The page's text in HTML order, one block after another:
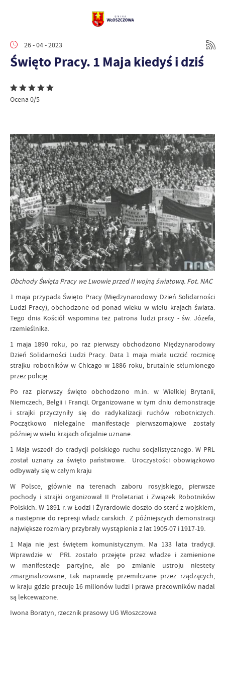
26 - 04 - 2023
Święto Pracy. 1 Maja kiedyś i dziś
Ocena 0/5
Obchody Święta Pracy we Lwowie przed II wojną światową. Fot. NAC
1 maja przypada Święto Pracy (Międzynarodowy Dzień Solidarności
Ludzi Pracy), obchodzone od ponad wieku w wielu krajach świata.
Tego dnia Kościół wspomina też patrona ludzi pracy - św. Józefa,
rzemieślnika.
1 maja 1890 roku, po raz pierwszy obchodzono Międzynarodowy
Dzień Solidarności Ludzi Pracy. Data 1 maja miała uczcić rocznicę
strajku robotników w Chicago w 1886 roku, brutalnie stłumionego
przez policję.
Po raz pierwszy święto obchodzono m.in. w Wielkiej Brytanii,
Niemczech, Belgii i Francji. Organizowane w tym dniu demonstracje
i strajki przyczyniły się do radykalizacji ruchów robotniczych.
Początkowo nielegalne manifestacje pierwszomajowe zostały
później w wielu krajach oficjalnie uznane.
1 Maja wszedł do tradycji polskiego ruchu socjalistycznego. W PRL
został uznany za święto państwowe. Uroczystości obowiązkowo
odbywały się w całym kraju
W Polsce, głównie na terenach zaboru rosyjskiego, pierwsze
pochody i strajki organizował II Proletariat i Związek Robotników
Polskich. W 1891 r. w Łodzi i Żyrardowie doszło do starć z wojskiem,
a następnie do represji władz carskich. Z późniejszych demonstracji
największe rozmiary przybrały wystąpienia z lat 1905-07 i 1917-19.
1 Maja nie jest świętem komunistycznym. Ma 133 lata tradycji.
Wprawdzie w PRL zostało przejęte przez władze i zamienione
w manifestacje partyjne, ale po zmianie ustroju niestety
zmarginalizowane, tak naprawdę przemilczane przez rządzących,
w kraju gdzie pracuje 16 milionów ludzi i prawa pracowników nadal
są lekceważone.
Iwona Boratyn, rzecznik prasowy UG Włoszczowa